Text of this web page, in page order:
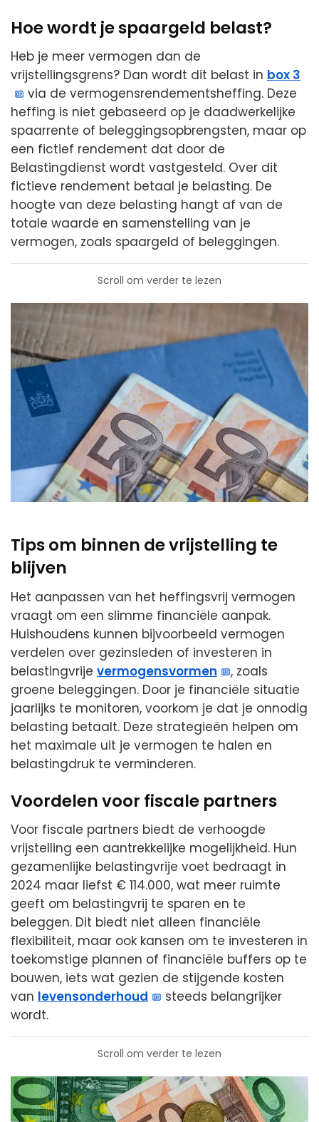
Hoe wordt je spaargeld belast?
Heb je meer vermogen dan de
vrijstellingsgrens? Dan wordt dit belast in box 3
via de vermogensrendementsheffing. Deze
heffing is niet gebaseerd op je daadwerkelijke
spaarrente of beleggingsopbrengsten, maar op
een fictief rendement dat door de
Belastingdienst wordt vastgesteld. Over dit
fictieve rendement betaal je belasting. De
hoogte van deze belasting hangt af van de
totale waarde en samenstelling van je
vermogen, zoals spaargeld of beleggingen.
Scroll om verder te lezen
Tips om binnen de vrijstelling te
blijven
Het aanpassen van het heffingsvrij vermogen
vraagt om een slimme financiële aanpak.
Huishoudens kunnen bijvoorbeeld vermogen
verdelen over gezinsleden of investeren in
belastingvrije vermogensvormen
, zoals
groene beleggingen. Door je financiële situatie
jaarlijks te monitoren, voorkom je dat je onnodig
belasting betaalt. Deze strategieën helpen om
het maximale uit je vermogen te halen en
belastingdruk te verminderen.
Voordelen voor fiscale partners
Voor fiscale partners biedt de verhoogde
vrijstelling een aantrekkelijke mogelijkheid. Hun
gezamenlijke belastingvrije voet bedraagt in
2024 maar liefst € 114.000, wat meer ruimte
geeft om belastingvrij te sparen en te
beleggen. Dit biedt niet alleen financiële
flexibiliteit, maar ook kansen om te investeren in
toekomstige plannen of financiële buffers op te
bouwen, iets wat gezien de stijgende kosten
van levensonderhoud
steeds belangrijker
wordt.
Scroll om verder te lezen